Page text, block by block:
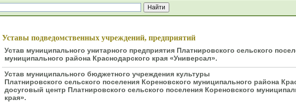
Уставы подведомственных учреждений, предприятий
Устав муниципального унитарного предприятия Платнировского сельского
муниципального района Краснодарского края «Универсал».
Устав муниципального бюджетного учреждения культуры
Платнировского сельского поселения Кореновского муниципального района
досуговый центр Платнировского сельского поселения Кореновского
края».